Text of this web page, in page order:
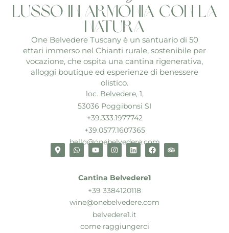
Lusso in armonia con la
natura
One Belvedere Tuscany è un santuario di 50
ettari immerso nel Chianti rurale, sostenibile per
vocazione, che ospita una cantina rigenerativa,
alloggi boutique ed esperienze di benessere
olistico.
loc. Belvedere, 1,
53036 Poggibonsi SI
+39.333.1977742
+39.0577.1607365
hello@onebelvedere.com
Cantina Belvedere1
+39 3384120118
wine@onebelvedere.com
belvedere1.it
come raggiungerci